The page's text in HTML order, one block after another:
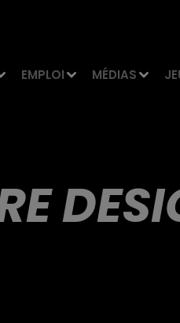
EMPLOI MÉDIAS